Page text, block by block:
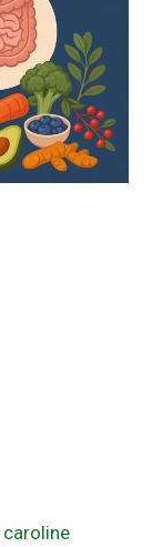
caroline